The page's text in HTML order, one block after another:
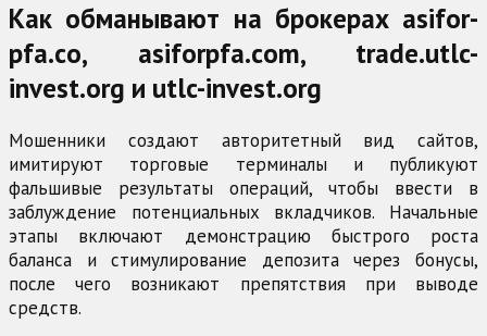
Как обманывают на брокерах asifor-
pfa.co, asiforpfa.com, trade.utlc-
invest.org и utlc-invest.org
Мошенники создают авторитетный вид сайтов,
имитируют торговые терминалы и публикуют
фальшивые результаты операций, чтобы ввести в
заблуждение потенциальных вкладчиков. Начальные
этапы включают демонстрацию быстрого роста
баланса и стимулирование депозита через бонусы,
после чего возникают препятствия при выводе
средств.